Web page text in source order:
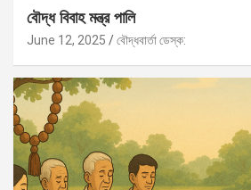
বৌদ্ধ বিবাহ মন্ত্র পালি
June 12, 2025 বৌদ্ধবার্তা ডেস্ক: